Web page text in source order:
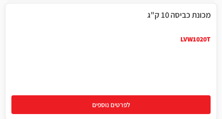
מכונת כביסה 10 ק"ג
LVW1020T
לפרטים נוספים